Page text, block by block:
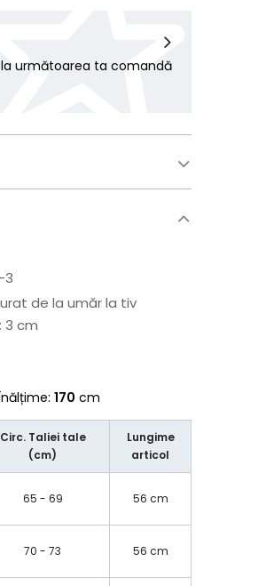
următoarea ta comandă
3
de la umăr la tiv
: 3 cm
170 cm
Circ. Taliei tale
(cm)
Lungime
articol
65 - 69 56 cm
70 - 73 56 cm